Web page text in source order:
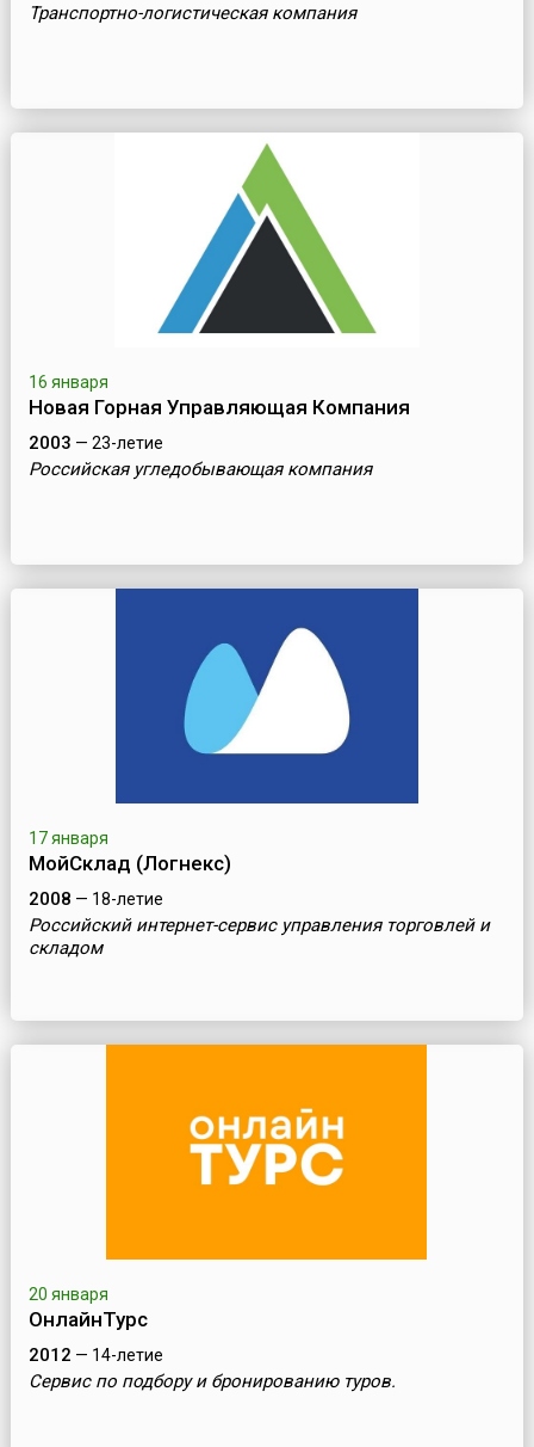
Транспортно-логистическая компания
16 января
Новая Горная Управляющая Компания
2003 — 23-летие
Российская угледобывающая компания
17 января
МойСклад (Логнекс)
2008 — 18-летие
Российский интернет-сервис управления торговлей и
складом
20 января
ОнлайнТурс
2012 — 14-летие
Сервис по подбору и бронированию туров.